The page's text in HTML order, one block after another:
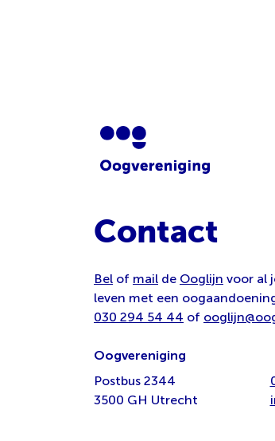
Contact
Bel of mail de Ooglijn voor al
leven met een
030 294 54 44 of
Oogvereniging
Postbus 2344
3500 GH Utrecht